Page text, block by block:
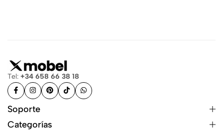
Tel: +34 658 66 38 18
Soporte
Categorías